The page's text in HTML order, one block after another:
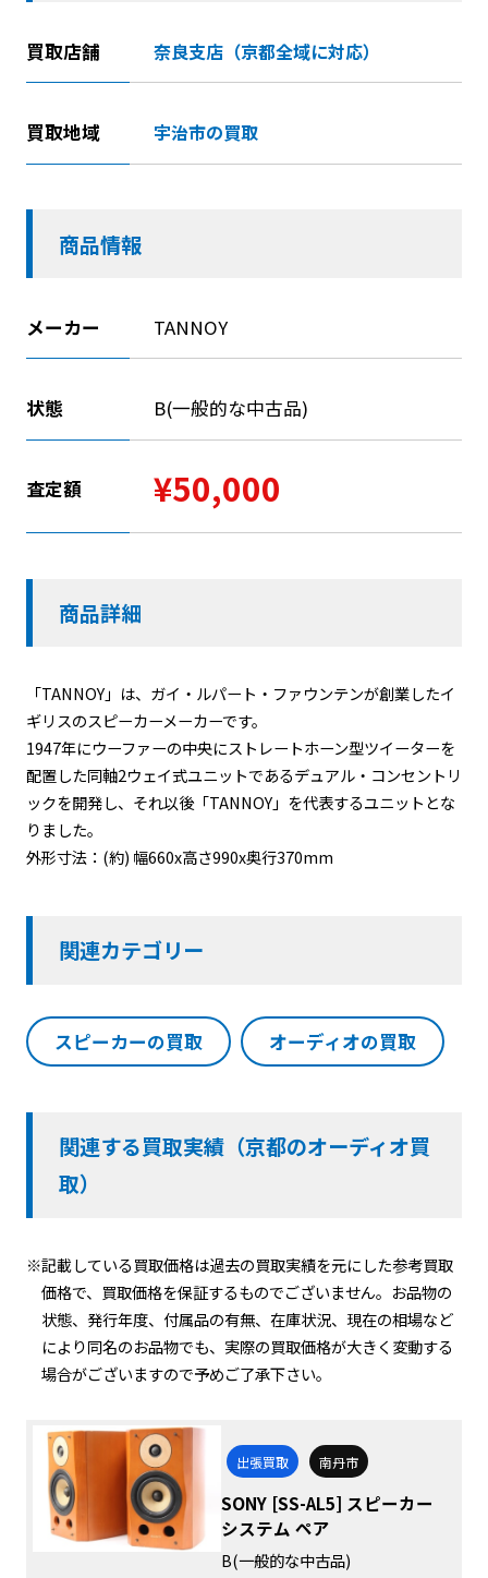
買取店舗 奈良支店（京都全域に対応）
買取地域 宇治市の買取
商品情報
メーカー TANNOY
状態 B(一般的な中古品)
査定額 ¥50,000
商品詳細
「TANNOY」は、ガイ・ルパート・ファウンテンが創業したイ
ギリスのスピーカーメーカーです。
1947年にウーファーの中央にストレートホーン型ツイーターを
配置した同軸2ウェイ式ユニットであるデュアル・コンセントリ
ックを開発し、それ以後「TANNOY」を代表するユニットとな
りました。
外形寸法：(約) 幅660x高さ990x奥行370mm
関連カテゴリー
スピーカーの買取 オーディオの買取
関連する買取実績（京都のオーディオ買
取）
※記載している買取価格は過去の買取実績を元にした参考買取
価格で、買取価格を保証するものでございません。お品物の
状態、発行年度、付属品の有無、在庫状況、現在の相場など
により同名のお品物でも、実際の買取価格が大きく変動する
場合がございますので予めご了承下さい。
出張買取 南丹市
SONY [SS-AL5] スピーカー
システム ペア
B(一般的な中古品)